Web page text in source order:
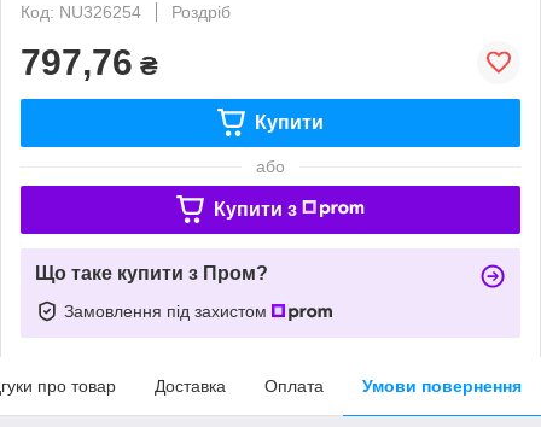
Код: NU326254
Роздріб
797,76 ₴
Купити
або
Купити з
Що таке купити з Пром?
Замовлення під захистом
про товар Доставка Оплата Умови повернення